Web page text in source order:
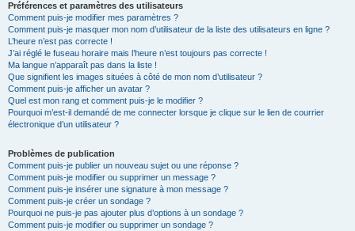
Préférences et paramètres des utilisateurs
Comment puis-je modifier mes paramètres ?
Comment puis-je masquer mon nom d’utilisateur de la liste des utilisateurs en ligne ?
L’heure n’est pas correcte !
J’ai réglé le fuseau horaire mais l’heure n’est toujours pas correcte !
Ma langue n’apparaît pas dans la liste !
Que signifient les images situées à côté de mon nom d’utilisateur ?
Comment puis-je afficher un avatar ?
Quel est mon rang et comment puis-je le modifier ?
Pourquoi m’est-il demandé de me connecter lorsque je clique sur le lien de courrier
électronique d’un utilisateur ?
Problèmes de publication
Comment puis-je publier un nouveau sujet ou une réponse ?
Comment puis-je modifier ou supprimer un message ?
Comment puis-je insérer une signature à mon message ?
Comment puis-je créer un sondage ?
Pourquoi ne puis-je pas ajouter plus d’options à un sondage ?
Comment puis-je modifier ou supprimer un sondage ?